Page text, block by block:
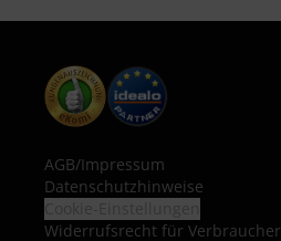
AGB/Impressum
Datenschutzhinweise
Widerrufsrecht für Verbraucher